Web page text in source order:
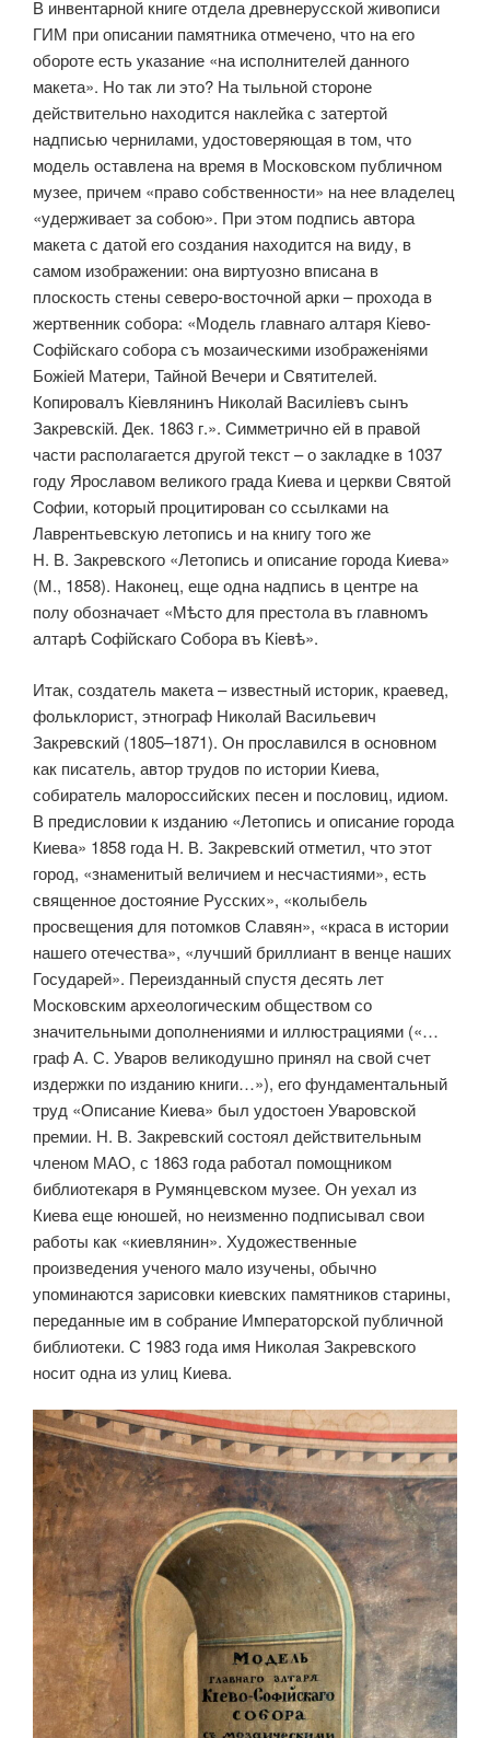
В инвентарной книге отдела древнерусской живописи
ГИМ при описании памятника отмечено, что на его
обороте есть указание «на исполнителей данного
макета». Но так ли это? На тыльной стороне
действительно находится наклейка с затертой
надписью чернилами, удостоверяющая в том, что
модель оставлена на время в Московском публичном
музее, причем «право собственности» на нее владелец
«удерживает за собою». При этом подпись автора
макета с датой его создания находится на виду, в
самом изображении: она виртуозно вписана в
плоскость стены северо-восточной арки – прохода в
жертвенник собора: «Модель главнаго алтаря Кiево-
Софiйскаго собора съ мозаическими изображенiями
Божiей Матери, Тайной Вечери и Святителей.
Копировалъ Кiевлянинъ Николай Василiевъ сынъ
Закревскiй. Дек. 1863 г.». Симметрично ей в правой
части располагается другой текст – о закладке в 1037
году Ярославом великого града Киева и церкви Святой
Софии, который процитирован со ссылками на
Лаврентьевскую летопись и на книгу того же
Н. В. Закревского «Летопись и описание города Киева»
(М., 1858). Наконец, еще одна надпись в центре на
полу обозначает «Мѣсто для престола въ главномъ
алтарѣ Софiйскаго Собора въ Кiевѣ».
Итак, создатель макета – известный историк, краевед,
фольклорист, этнограф Николай Васильевич
Закревский (1805–1871). Он прославился в основном
как писатель, автор трудов по истории Киева,
собиратель малороссийских песен и пословиц, идиом.
В предисловии к изданию «Летопись и описание города
Киева» 1858 года Н. В. Закревский отметил, что этот
город, «знаменитый величием и несчастиями», есть
священное достояние Русских», «колыбель
просвещения для потомков Славян», «краса в истории
нашего отечества», «лучший бриллиант в венце наших
Государей». Переизданный спустя десять лет
Московским археологическим обществом со
значительными дополнениями и иллюстрациями («…
граф А. С. Уваров великодушно принял на свой счет
издержки по изданию книги…»), его фундаментальный
труд «Описание Киева» был удостоен Уваровской
премии. Н. В. Закревский состоял действительным
членом МАО, с 1863 года работал помощником
библиотекаря в Румянцевском музее. Он уехал из
Киева еще юношей, но неизменно подписывал свои
работы как «киевлянин». Художественные
произведения ученого мало изучены, обычно
упоминаются зарисовки киевских памятников старины,
переданные им в собрание Императорской публичной
библиотеки. С 1983 года имя Николая Закревского
носит одна из улиц Киева.